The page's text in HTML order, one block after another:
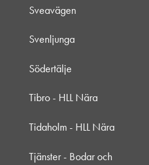
Sveavägen
Svenljunga
Södertälje
Tibro - HLL Nära
Tidaholm - HLL Nära
Tjänster - Bodar och